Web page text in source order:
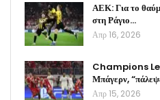
ΑΕΚ: Για το
στη Ράγιο…
Απρ 16, 2026
Champions
Μπάγερν,
Απρ 15, 2026